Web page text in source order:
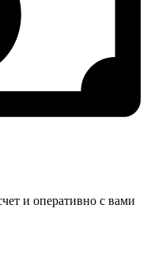
и оперативно с вами